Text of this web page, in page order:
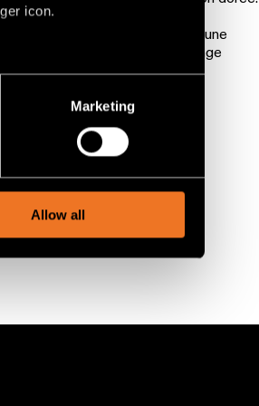
icon.
meters
advertising and analytics
Marketing
Allow all
une nouvelle façon de créer une
conservant un concept d’éclairage
GAMME COMPLÈTE